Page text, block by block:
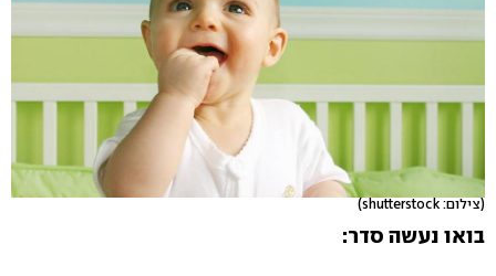
(צילום: shutterstock)
בואו נעשה סדר: